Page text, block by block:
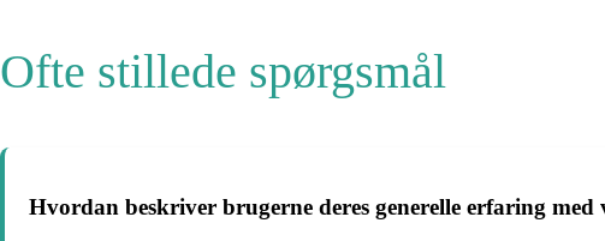
Ofte stillede spørgsmål
Hvordan beskriver brugerne deres generelle erfaring